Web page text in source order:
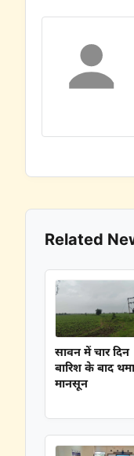
Related
सावन में चार दिन
बारिश के बाद थमा
मानसून